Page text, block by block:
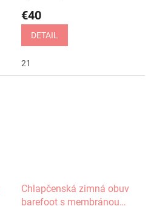
€40
DETAIL
21
Chlapčenská zimná obuv
barefoot s membránou